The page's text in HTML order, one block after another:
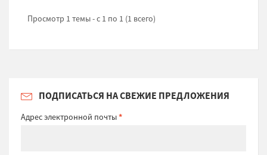
Просмотр 1 темы - с 1 по 1 (1 всего)
ПОДПИСАТЬСЯ НА СВЕЖИЕ ПРЕДЛОЖЕНИЯ
Адрес электронной почты*